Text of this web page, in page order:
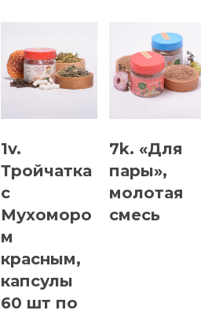
1v.
Тройчатка
с
Мухоморо
м
красным,
капсулы
60 шт по
7k. «Для
пары»,
молотая
смесь